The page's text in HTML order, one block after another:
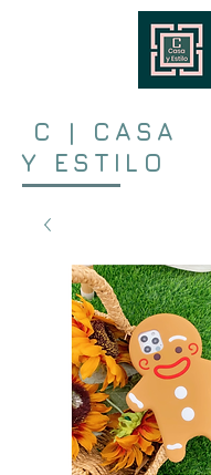
C | CASA
Y ESTILO